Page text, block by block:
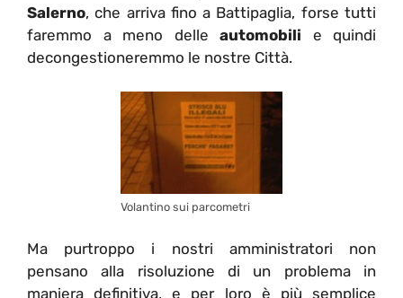
Salerno, che arriva fino a Battipaglia, forse tutti
faremmo a meno delle automobili e quindi
decongestioneremmo le nostre Città.
Volantino sui parcometri
Ma purtroppo i nostri amministratori non
pensano alla risoluzione di un problema in
maniera definitiva, e per loro è più semplice